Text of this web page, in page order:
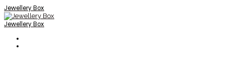
Jewellery Box
Jewellery Box